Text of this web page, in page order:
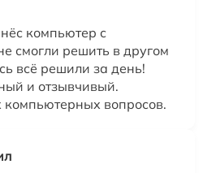
компьютер с
смогли решить в другом
всё решили за день!
и отзывчивый.
вопросов.